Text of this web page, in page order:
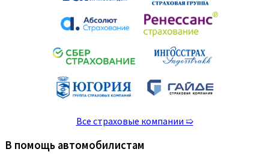
Все страховые компании ➯
В помощь автомобилистам